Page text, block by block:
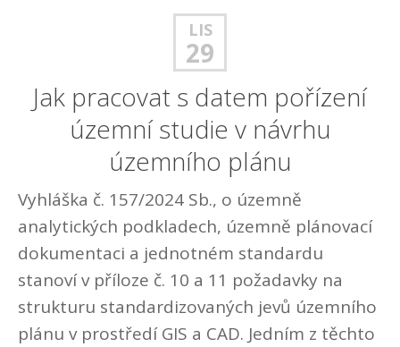
LIS
29
Jak pracovat s datem pořízení
územní studie v návrhu
územního plánu
Vyhláška č. 157/2024 Sb., o územně
analytických podkladech, územně plánovací
dokumentaci a jednotném standardu
stanoví v příloze č. 10 a 11 požadavky na
strukturu standardizovaných jevů územního
plánu v prostředí GIS a CAD. Jedním z těchto